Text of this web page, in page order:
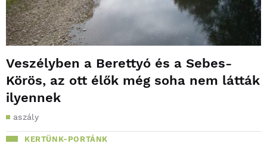
Veszélyben a Berettyó és a Sebes-
Körös, az ott élők még soha nem látták
ilyennek
aszály
KERTÜNK-PORTÁNK